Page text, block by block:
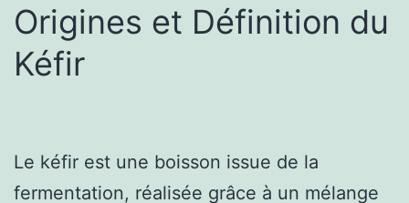
Origines et Définition du
Kéfir
Le kéfir est une boisson issue de la
fermentation, réalisée grâce à un mélange